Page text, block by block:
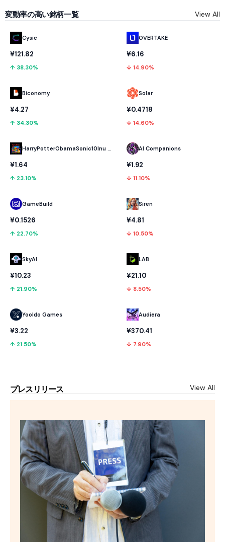
変動率の高い銘柄一覧 View All
Cysic
¥121.82
↑ 38.30%
Biconomy
¥4.27
↑ 34.30%
HarryPotterObamaSonic10Inu (ETH)
¥1.64
↑ 23.10%
GameBuild
¥0.1526
↑ 22.70%
SkyAI
¥10.23
↑ 21.90%
Yooldo Games
¥3.22
↑ 21.50%
OVERTAKE
¥6.16
↓ 14.90%
Solar
¥0.4718
↓ 14.60%
AI Companions
¥1.92
↓ 11.10%
Siren
¥4.81
↓ 10.50%
LAB
¥21.10
↓ 8.50%
Audiera
¥370.41
↓ 7.90%
プレスリリース View All